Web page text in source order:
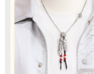
ご注文完了後、メール
『5 日以内 にお振込